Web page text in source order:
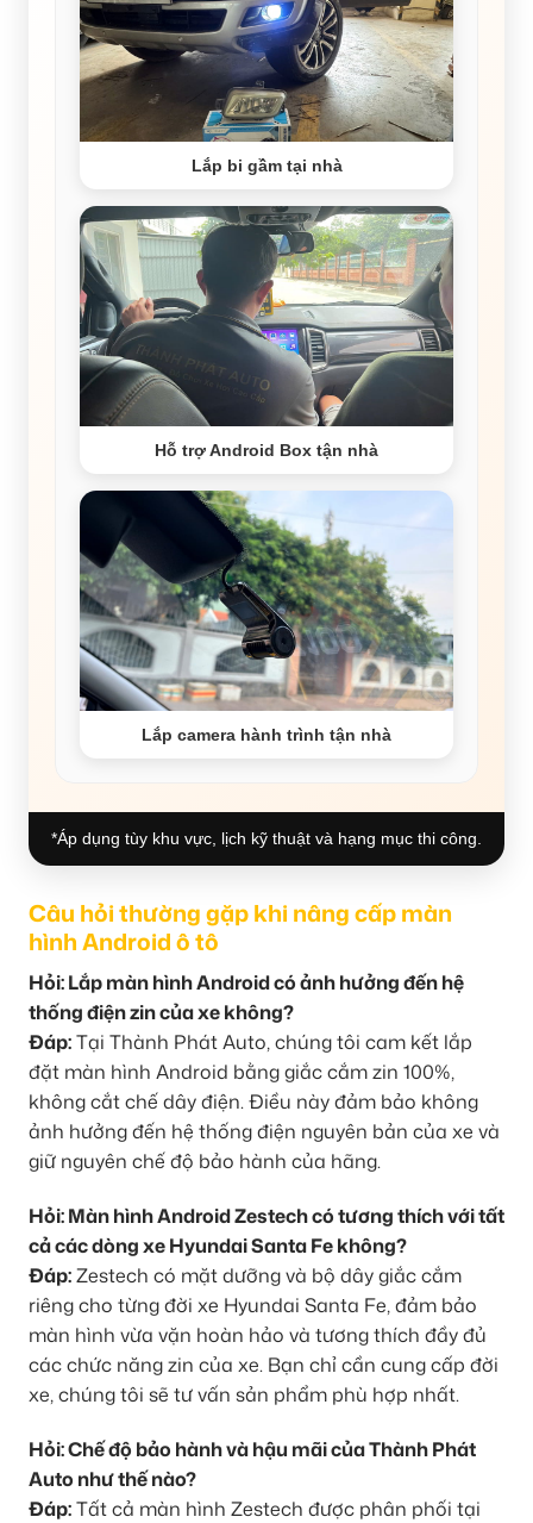
Lắp bi gầm tại nhà
Hỗ trợ Android Box tận nhà
Lắp camera hành trình tận nhà
*Áp dụng tùy khu vực, lịch kỹ thuật và hạng mục thi công.
Câu hỏi thường gặp khi nâng cấp màn
hình Android ô tô
Hỏi: Lắp màn hình Android có ảnh hưởng đến hệ
thống điện zin của xe không?
Đáp:Tại Thành Phát Auto, chúng tôi cam kết lắp
đặt màn hình Android bằng giắc cắm zin 100%,
không cắt chế dây điện. Điều này đảm bảo không
ảnh hưởng đến hệ thống điện nguyên bản của xe và
giữ nguyên chế độ bảo hành của hãng.
Hỏi: Màn hình Android Zestech có tương thích với tất
cả các dòng xe Hyundai Santa Fe không?
Đáp:Zestech có mặt dưỡng và bộ dây giắc cắm
riêng cho từng đời xe Hyundai Santa Fe, đảm bảo
màn hình vừa vặn hoàn hảo và tương thích đầy đủ
các chức năng zin của xe. Bạn chỉ cần cung cấp đời
xe, chúng tôi sẽ tư vấn sản phẩm phù hợp nhất.
Hỏi: Chế độ bảo hành và hậu mãi của Thành Phát
Auto như thế nào?
Đáp:Tất cả màn hình Zestech được phân phối tại